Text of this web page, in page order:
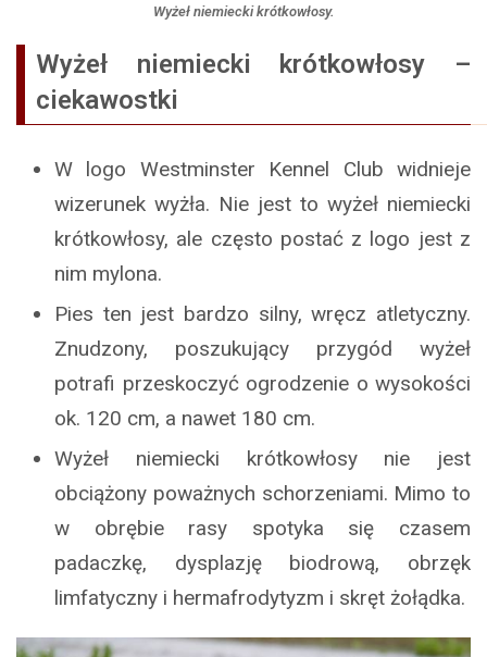
Wyżeł niemiecki krótkowłosy.
Wyżeł niemiecki krótkowłosy –
ciekawostki
W logo Westminster Kennel Club widnieje
wizerunek wyżła. Nie jest to wyżeł niemiecki
krótkowłosy, ale często postać z logo jest z
nim mylona.
Pies ten jest bardzo silny, wręcz atletyczny.
Znudzony, poszukujący przygód wyżeł
potrafi przeskoczyć ogrodzenie o wysokości
ok. 120 cm, a nawet 180 cm.
Wyżeł niemiecki krótkowłosy nie jest
obciążony poważnych schorzeniami. Mimo to
w obrębie rasy spotyka się czasem
padaczkę, dysplazję biodrową, obrzęk
limfatyczny i hermafrodytyzm i skręt żołądka.